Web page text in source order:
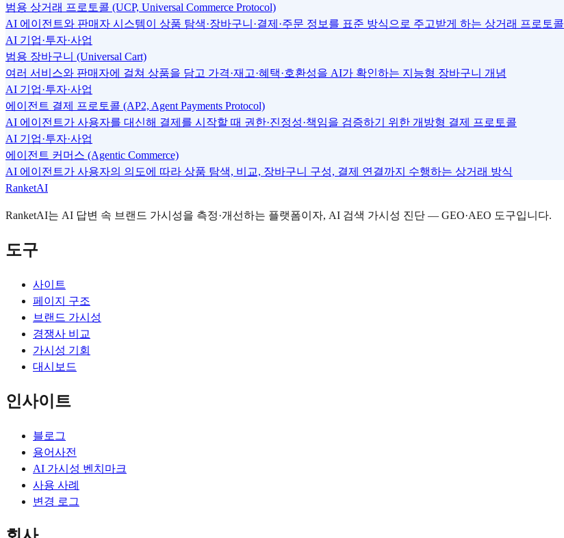
범용 상거래 프로토콜 (UCP, Universal Commerce Protocol)
AI 에이전트와 판매자 시스템이 상품 탐색·장바구니·결제·주문 정보를 표준 방식으로 주고받게 하는 상거래 프로토콜
AI 기업·투자·사업
범용 장바구니 (Universal Cart)
여러 서비스와 판매자에 걸쳐 상품을 담고 가격·재고·혜택·호환성을 AI가 확인하는 지능형 장바구니 개념
AI 기업·투자·사업
에이전트 결제 프로토콜 (AP2, Agent Payments Protocol)
AI 에이전트가 사용자를 대신해 결제를 시작할 때 권한·진정성·책임을 검증하기 위한 개방형 결제 프로토콜
AI 기업·투자·사업
에이전트 커머스 (Agentic Commerce)
AI 에이전트가 사용자의 의도에 따라 상품 탐색, 비교, 장바구니 구성, 결제 연결까지 수행하는 상거래 방식
RanketAI
RanketAI는 AI 답변 속 브랜드 가시성을 측정·개선하는 플랫폼이자, AI 검색 가시성 진단 — GEO·AEO 도구입니다.
도구
사이트
페이지 구조
브랜드 가시성
경쟁사 비교
가시성 기회
대시보드
인사이트
블로그
용어사전
AI 가시성 벤치마크
사용 사례
변경 로그